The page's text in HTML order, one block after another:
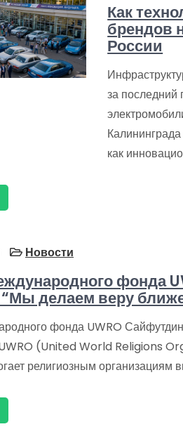
Как
брендов
России
за последний
как
Новости
фонда
делаем веру
фонда UWRO
UWRO (United World
религиозным организациям